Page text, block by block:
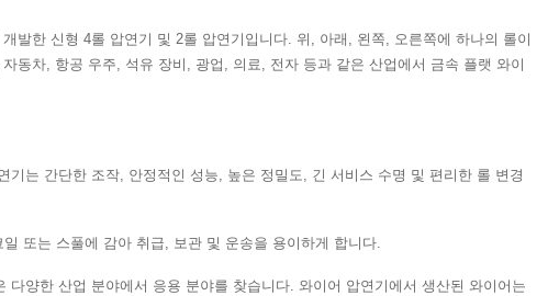
발한 신형 4롤 압연기 및 2롤 압연기입니다. 위, 아래, 왼쪽, 오른쪽에 하나의 롤이
동차, 항공 우주, 석유 장비, 광업, 의료, 전자 등과 같은 산업에서 금속 플랫 와이
는 간단한 조작, 안정적인 성능, 높은 정밀도, 긴 서비스 수명 및 편리한 롤 변경
또는 스풀에 감아 취급, 보관 및 운송을 용이하게 합니다.
양한 산업 분야에서 응용 분야를 찾습니다. 와이어 압연기에서 생산된 와이어는